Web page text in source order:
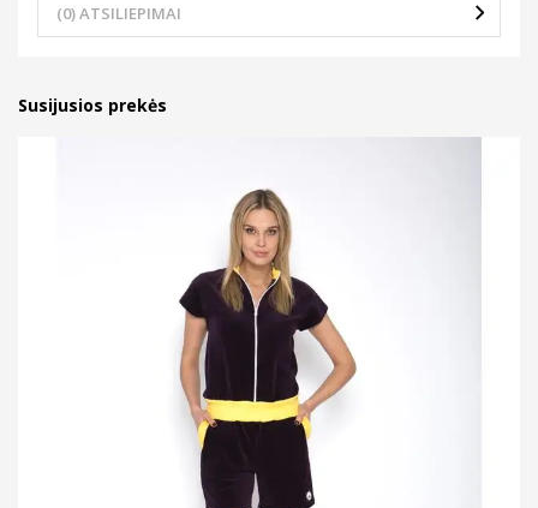
(0) ATSILIEPIMAI
Susijusios prekės